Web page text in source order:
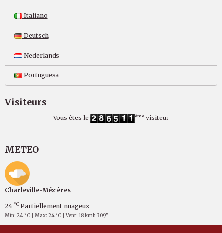
Italiano
Deutsch
Nederlands
Portuguesa
Visiteurs
Vous êtes le ème visiteur
METEO
Charleville-Mézières
24 °C Partiellement nuageux
Min: 24 °C | Max: 24 °C | Vent: 18 kmh 309°